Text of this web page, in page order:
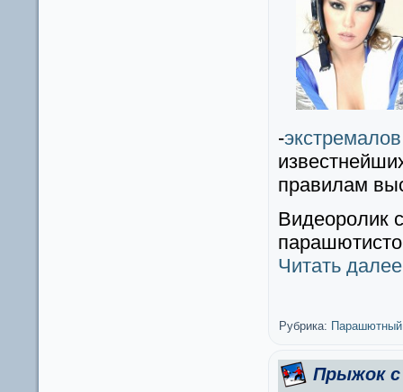
-экстремалов
правилам
Видеоролик
Читать
Рубрика: Парашютный
Прыжок с